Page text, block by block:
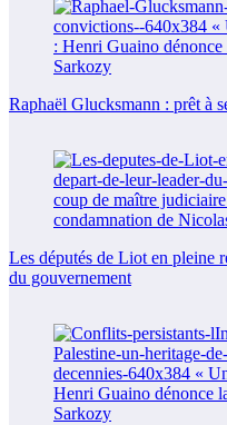
Raphaël Glucksmann : prêt à
Les députés de Liot en pleine
du gouvernement